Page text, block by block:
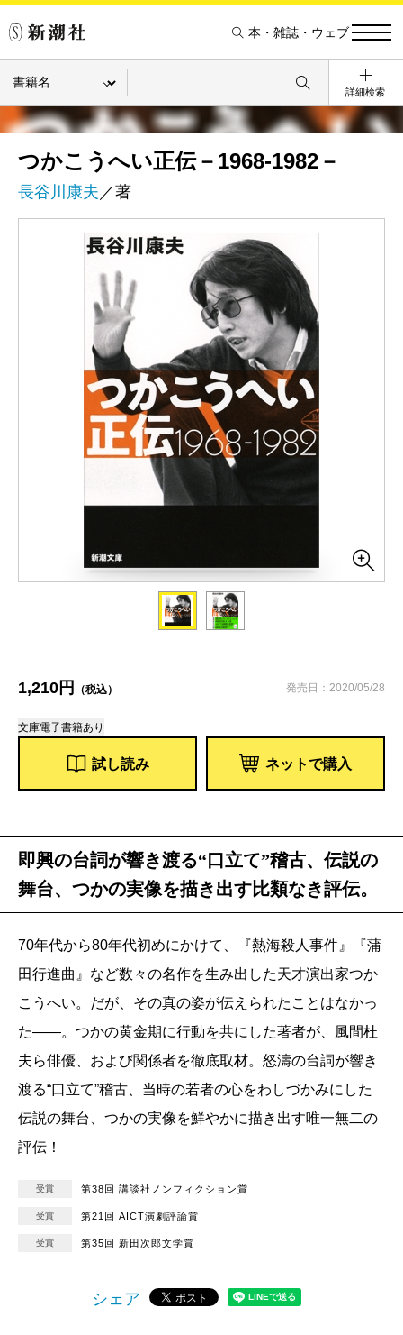
本・雑誌・ウェブ
詳細検索
つかこうへい正伝－1968-1982－
長谷川康夫 ／著
1,210円 （税込） 発売日：2020/05/28
文庫電子書籍あり
試し読み ネットで購入
即興の台詞が響き渡る“口立て”稽古、伝説の
舞台、つかの実像を描き出す比類なき評伝。
70年代から80年代初めにかけて、『熱海殺人事件』『蒲
田行進曲』など数々の名作を生み出した天才演出家つか
こうへい。だが、その真の姿が伝えられたことはなかっ
た――。つかの黄金期に行動を共にした著者が、風間杜
夫ら俳優、および関係者を徹底取材。怒濤の台詞が響き
渡る“口立て”稽古、当時の若者の心をわしづかみにした
伝説の舞台、つかの実像を鮮やかに描き出す唯一無二の
評伝！
受賞 第38回 講談社ノンフィクション賞
受賞 第21回 AICT演劇評論賞
受賞 第35回 新田次郎文学賞
シェア